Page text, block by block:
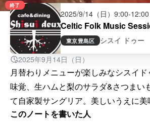
終了
2025/9/14（日） 9:00-12:00
Celtic Folk Music
Deux(大塚)
東京豊島区
シスイ ドゥー
2025年9月14日（日）
月替わりメニューが楽しみなシスイ
味覚、生ハムと梨のサラダ&さつまい
て自家製サングリア。美しいうえに美
このノートを書いた人